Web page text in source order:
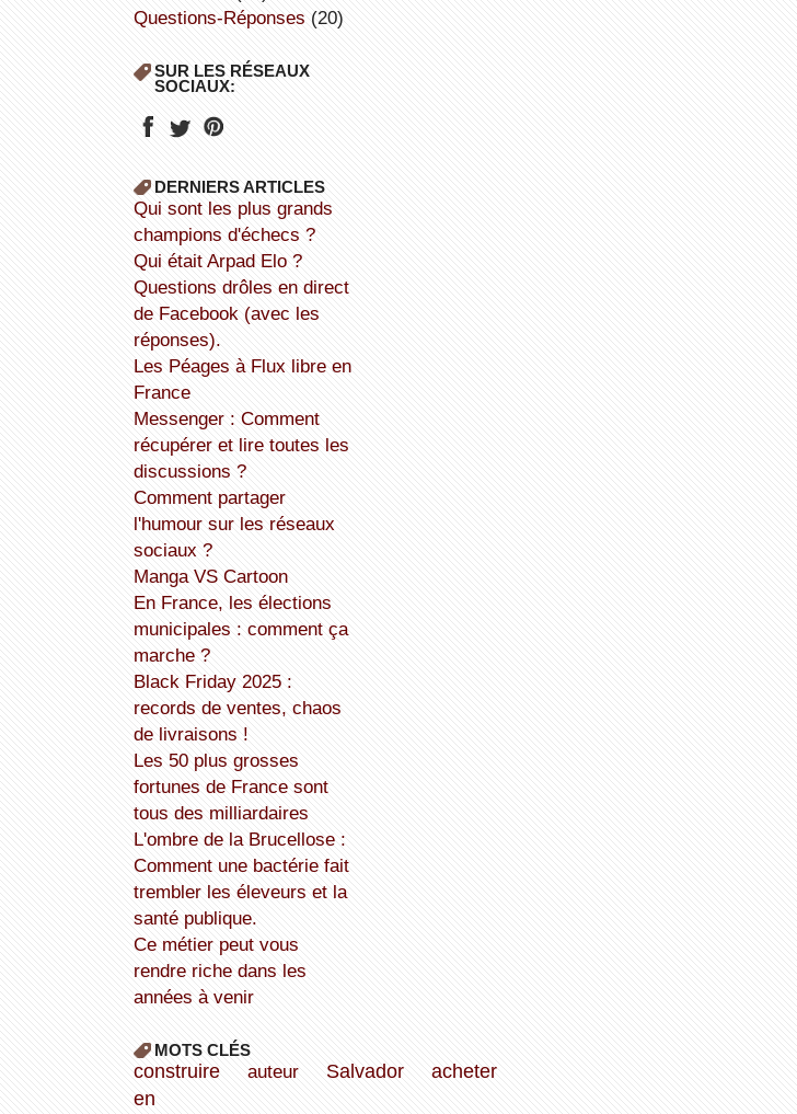
Questions-Réponses (20)
SUR LES RÉSEAUX
SOCIAUX:
DERNIERS ARTICLES
Qui sont les plus grands
champions d'échecs ?
Qui était Arpad Elo ?
Questions drôles en direct
de Facebook (avec les
réponses).
Les Péages à Flux libre en
France
Messenger : Comment
récupérer et lire toutes les
discussions ?
Comment partager
l'humour sur les réseaux
sociaux ?
Manga VS Cartoon
En France, les élections
municipales : comment ça
marche ?
Black Friday 2025 :
records de ventes, chaos
de livraisons !
Les 50 plus grosses
fortunes de France sont
tous des milliardaires
L'ombre de la Brucellose :
Comment une bactérie fait
trembler les éleveurs et la
santé publique.
Ce métier peut vous
rendre riche dans les
années à venir
MOTS CLÉS
construire auteur Salvador
acheter
en